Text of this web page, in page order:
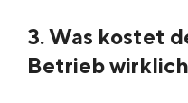
3. Was kostet
Betrieb